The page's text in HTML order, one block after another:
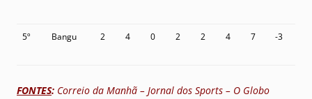
5º Bangu 2 4 0 2 2 4 7 -3
FONTES: Correio da Manhã – Jornal dos Sports – O Globo